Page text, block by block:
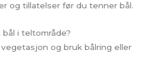
og tillatelser før du tenner bål.
i teltområde?
og bruk bålring eller